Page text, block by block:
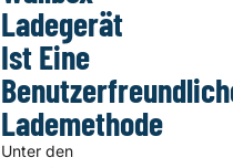
Ladegerät
Ist Eine
Lademethode
Unter den